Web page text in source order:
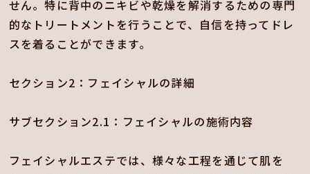
せん。特に背中のニキビや乾燥を解消するための専門
的なトリートメントを行うことで、自信を持ってドレ
スを着ることができます。
セクション2：フェイシャルの詳細
サブセクション2.1：フェイシャルの施術内容
フェイシャルエステでは、様々な工程を通じて肌を